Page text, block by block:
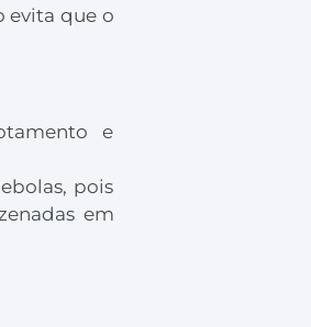
evita que o
e
pois
em